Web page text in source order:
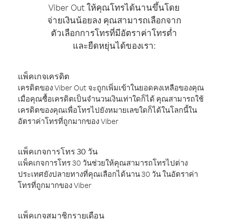
Viber Out ให้คุณโทรได้นานขึ้นโดย
จ่ายเงินน้อยลง คุณสามารถเลือกจาก
ตัวเลือกการโทรที่มีอัตราค่าโทรต่ำ
และยืดหยุ่นได้ของเรา:
แพ็คเกจเครดิต
เครดิตของ Viber Out จะถูกเพิ่มเข้าในยอดคงเหลือของคุณ
เมื่อคุณซื้อเครดิตเป็นจำนวนเงินเท่าใดก็ได้ คุณสามารถใช้
เครดิตของคุณเพื่อโทรไปยังหมายเลขใดก็ได้ในโลกนี้ใน
อัตราค่าโทรที่ถูกมากของ Viber
แพ็คเกจการโทร 30 วัน
แพ็คเกจการโทร 30 วันช่วยให้คุณสามารถโทรไปต่าง
ประเทศยังปลายทางที่คุณเลือกได้นาน 30 วัน ในอัตราค่า
โทรที่ถูกมากของ Viber
แพ็คเกจสมาชิกรายเดือน